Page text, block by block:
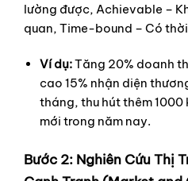
lường được, Achievable –
quan, Time-bound – Có
Ví dụ:Tăng 20% doanh
cao 15% nhận diện
tháng, thu hút thêm
mới trong năm nay.
Bước 2: Nghiên Cứu Thị